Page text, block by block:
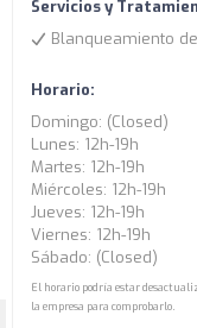
Servicios y
Blanqueamiento
Horario:
Domingo: (closed)
Lunes: 12h-19h
Martes: 12h-19h
Miércoles: 12h-19h
Jueves: 12h-19h
Viernes: 12h-19h
Sábado: (closed)
El horario podría estar
la empresa para comprobarlo.